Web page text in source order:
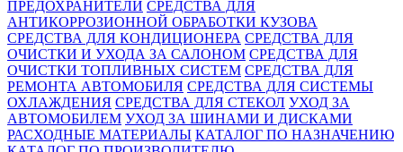
ПРЕДОХРАНИТЕЛИ СРЕДСТВА ДЛЯ
АНТИКОРРОЗИОННОЙ ОБРАБОТКИ КУЗОВА
СРЕДСТВА ДЛЯ КОНДИЦИОНЕРА СРЕДСТВА ДЛЯ
ОЧИСТКИ И УХОДА ЗА САЛОНОМ СРЕДСТВА ДЛЯ
ОЧИСТКИ ТОПЛИВНЫХ СИСТЕМ СРЕДСТВА ДЛЯ
РЕМОНТА АВТОМОБИЛЯ СРЕДСТВА ДЛЯ СИСТЕМЫ
ОХЛАЖДЕНИЯ СРЕДСТВА ДЛЯ СТЕКОЛ УХОД ЗА
АВТОМОБИЛЕМ УХОД ЗА ШИНАМИ И ДИСКАМИ
РАСХОДНЫЕ МАТЕРИАЛЫ КАТАЛОГ ПО НАЗНАЧЕНИЮ